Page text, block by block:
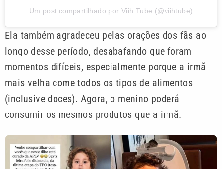
Um post compartilhado por Viih Tube (@viihtube)
Ela também agradeceu pelas orações dos fãs ao
longo desse período, desabafando que foram
momentos difíceis, especialmente porque a irmã
mais velha come todos os tipos de alimentos
(inclusive doces). Agora, o menino poderá
consumir os mesmos produtos que a irmã.